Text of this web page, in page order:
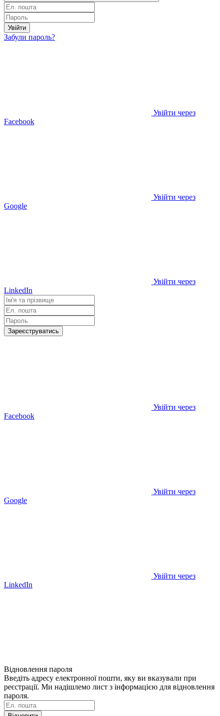
Увійти
Забули пароль?
Увійти через
Facebook
Увійти через
Google
Увійти через
LinkedIn
Зареєструватись
Увійти через
Facebook
Увійти через
Google
Увійти через
LinkedIn
Відновлення пароля
Введіть адресу електронної пошти, яку ви вказували при
реєстрації. Ми надішлемо лист з інформацією для відновлення
пароля.